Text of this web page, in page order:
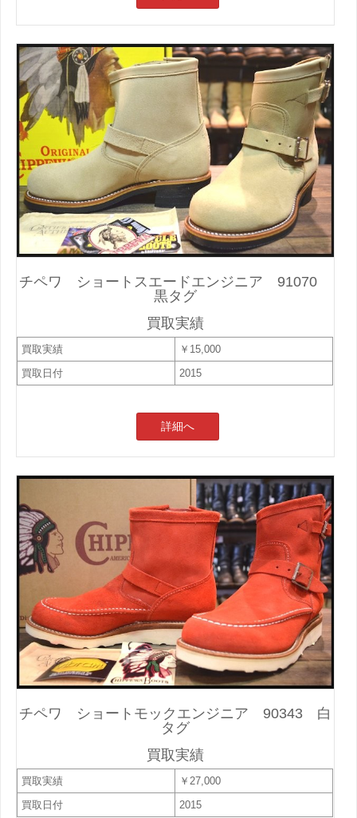
チペワ ショートスエードエンジニア 91070
黒タグ
買取実績
買取実績
￥15,000
買取日付
2015
詳細へ
チペワ ショートモックエンジニア 90343 白
タグ
買取実績
買取実績
￥27,000
買取日付
2015